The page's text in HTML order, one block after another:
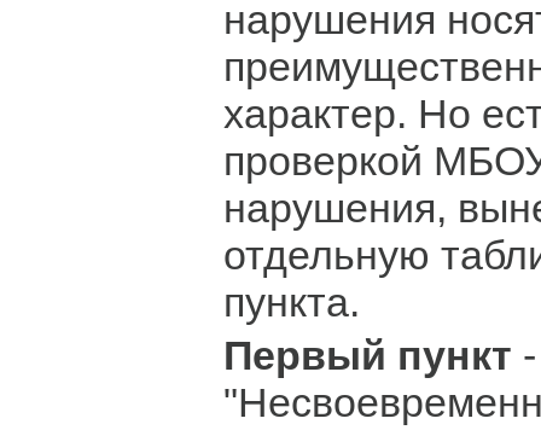
нарушения
характер. Но
проверкой
нарушения,
отдельную
пункта.
Первый пункт -